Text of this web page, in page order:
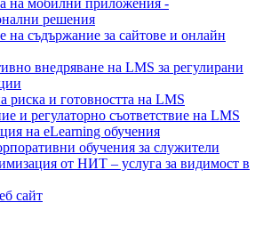
на мобилни приложения -
решения
на съдържание за сайтове и онлайн
внедряване на LMS за регулирани
риска и готовността на LMS
и регулаторно съответствие на LMS
на eLearning обучения
обучения за служители
от НИТ – услуга за видимост в
сайт